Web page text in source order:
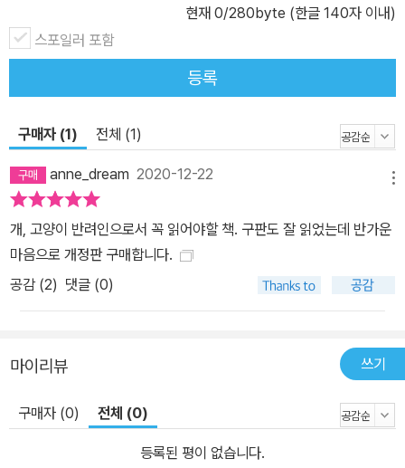
정보와 수의학적 지식을 제공한다. 특히 개 고양이 영양학에 관한 최
첨단 연구와 혁신적인 사고로 가득하다. ‘모든 존재는 자신이 먹은 음
식물의 결과물이다’라는 생각으로 영양요법을 건강과 장수의 가장 중
요한 요인으로 파악하기에 책에는 많은 자연식 레시피가 소개되고 있
다. 특히 개정판에 수록된 레시피들은 영양학적으로 완벽하면서도 초
판 때보다 만들기가 훨씬 쉬워졌다는 게 큰 장점이다. 건강한 개, 고양
이의 건강 유지용 레시피, 질환별 레시피, 한 번 만들어서 사람과 동물
이 함께 먹는 레시피 등 총 75개의 레시피가 실려 있다, 1부에서 반려
동물의 건강과 삶의 질에 관한 홀리스틱 접근법을 개론적으로 다뤘다
면 2부에서는 개, 고양이에게 흔히 발생하는 질환에 대한 홀리스틱
치료법을 구체적으로 제시한다. 개와 고양이에게 흔하면서 치명적인
판의 레시피가 부록으로 실려 있다. 한국판만의 특징으로 개, 고양이
영양학에 대한 정보가 부족한 한국 반려인을 위해서 특별히 마련했
다.
현재 0/280byte (한글 140자 이내)
스포일러 포함
등록
구매자 (1) 전체 (1)
anne_dream 2020-12-22
개, 고양이 반려인으로서 꼭 읽어야할 책. 구판도 잘 읽었는데 반가운
마음으로 개정판 구매합니다.
공감 (2) 댓글 (0)
마이리뷰 쓰기
구매자 (0) 전체 (0)
등록된 평이 없습니다.